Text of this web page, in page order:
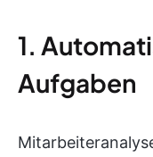
1.
Aufgaben